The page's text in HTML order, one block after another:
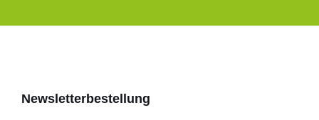
Newsletterbestellung